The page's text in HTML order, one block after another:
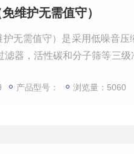
维护无需值守）
无需值守）是采用低噪音
滤器，活性碳和分子筛等三
产品型号： 浏览量：5060